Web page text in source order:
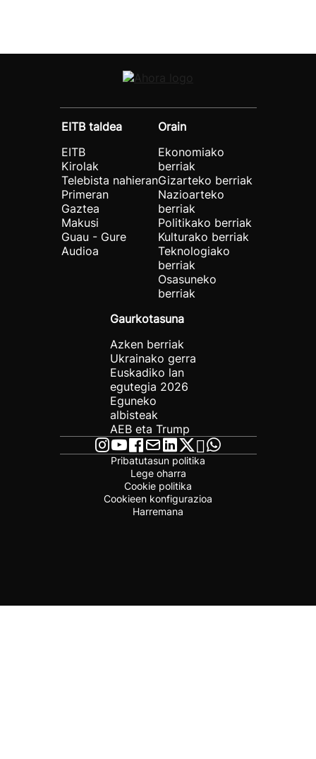
EITB taldea
EITB
Kirolak
Telebista nahieran
Primeran
Gaztea
Makusi
Guau - Gure
Audioa
Orain
Ekonomiako
berriak
Gizarteko berriak
Nazioarteko
berriak
Politikako berriak
Kulturako berriak
Teknologiako
berriak
Osasuneko
berriak
Gaurkotasuna
Azken berriak
Ukrainako gerra
Euskadiko lan
egutegia 2026
Eguneko
albisteak
AEB eta Trump
Pribatutasun politika
Lege oharra
Cookie politika
Cookieen konfigurazioa
Harremana